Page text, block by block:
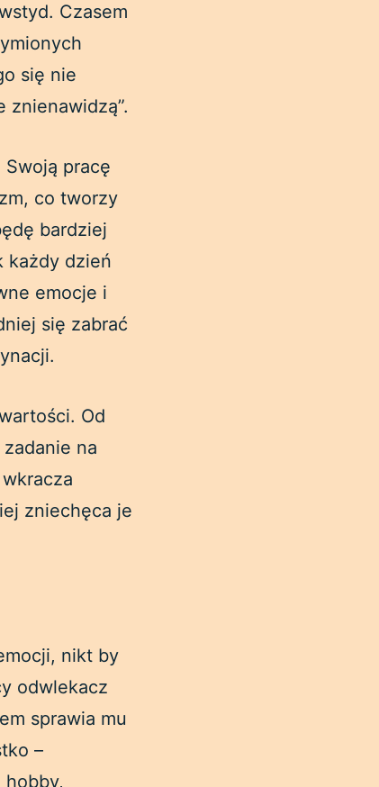
Czasem
się nie
znienawidzą”.
pracę
co tworzy
bardziej
każdy dzień
emocje i
się zabrać
Od
na
zniechęca je
nikt by
odwlekacz
sprawia mu
–